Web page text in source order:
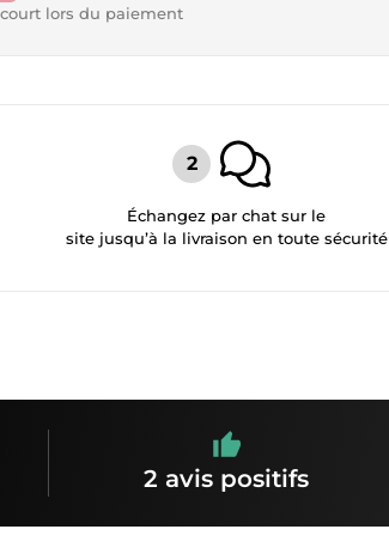
lors du paiement
Échangez par chat sur le
site jusqu’à la livraison en toute sécurité
2 avis positifs